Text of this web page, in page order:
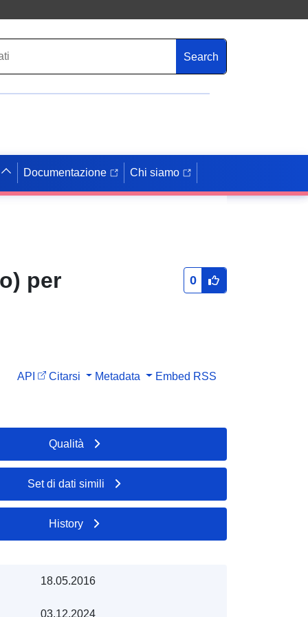
Search
Documentazione Chi siamo
per
0
API Citarsi Metadata Embed RSS
Qualità
Set di dati simili
History
18.05.2016
03.12.2024